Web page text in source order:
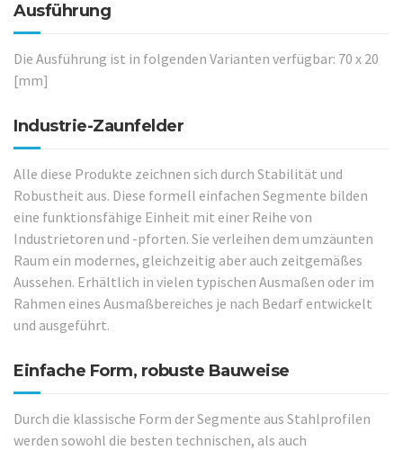
Ausführung
Die Ausführung ist in folgenden Varianten verfügbar: 70 x 20
[mm]
Industrie-Zaunfelder
Alle diese Produkte zeichnen sich durch Stabilität und
Robustheit aus. Diese formell einfachen Segmente bilden
eine funktionsfähige Einheit mit einer Reihe von
Industrietoren und -pforten. Sie verleihen dem umzäunten
Raum ein modernes, gleichzeitig aber auch zeitgemäßes
Aussehen. Erhältlich in vielen typischen Ausmaßen oder im
Rahmen eines Ausmaßbereiches je nach Bedarf entwickelt
und ausgeführt.
Einfache Form, robuste Bauweise
Durch die klassische Form der Segmente aus Stahlprofilen
werden sowohl die besten technischen, als auch